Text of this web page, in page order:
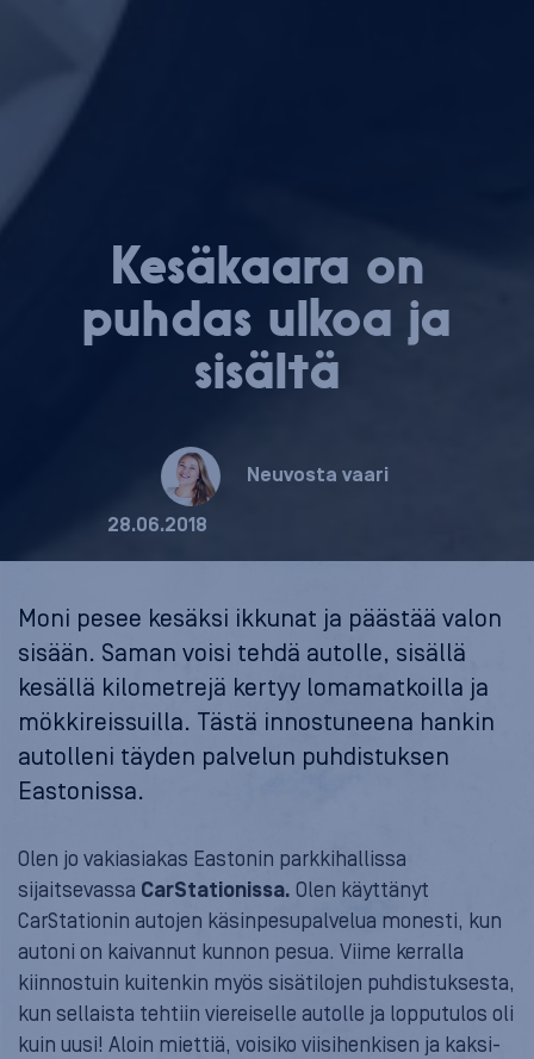
Kesäkaara on
puhdas ulkoa ja
sisältä
Neuvosta vaari
28.06.2018
Moni pesee kesäksi ikkunat ja päästää valon
sisään. Saman voisi tehdä autolle, sisällä
kesällä kilometrejä kertyy lomamatkoilla ja
mökkireissuilla. Tästä innostuneena hankin
autolleni täyden palvelun puhdistuksen
Eastonissa.
Olen jo vakiasiakas Eastonin parkkihallissa
sijaitsevassa CarStationissa. Olen käyttänyt
CarStationin autojen käsinpesupalvelua monesti, kun
autoni on kaivannut kunnon pesua. Viime kerralla
kiinnostuin kuitenkin myös sisätilojen puhdistuksesta,
kun sellaista tehtiin viereiselle autolle ja lopputulos oli
kuin uusi! Aloin miettiä, voisiko viisihenkisen ja kaksi-